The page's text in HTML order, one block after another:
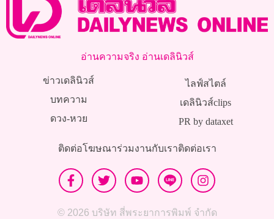
อ่านความจริง อ่านเดลินิวส์
ข่าวเดลินิวส์
บทความ
ดวง-หวย
ไลฟ์สไตล์
เดลินิวส์clips
PR by dataxet
ติดต่อโฆษณาร่วมงานกับเราติดต่อเรา
© 2026 บริษัท สี่พระยาการพิมพ์ จำกัด